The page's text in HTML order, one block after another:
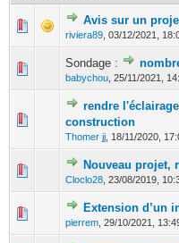
Avis sur un
riviera89 03/12/2021,
0 Votes - 0 sur
Sondage :
babychou 25/11/2021,
0 Votes - 0 sur
rendre
construction
Thomer jj 18/11/2020,
0 Votes - 0 sur
Nouveau projet,
Cloclo28 23/08/2019,
0 Votes - 0 sur
Extension d’un
pierrem 29/10/2021,
0 Votes - 0 sur